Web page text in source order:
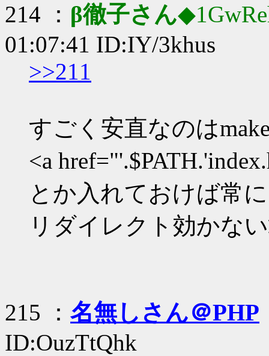
214 ： β徹子さん
01:07:41 ID:IY/3khus
>>211
すごく安直なのは
<a
とか入れておけば常
リダイレクト効かな
215 ： 名無しさん＠PHP
ID:OuzTtQhk